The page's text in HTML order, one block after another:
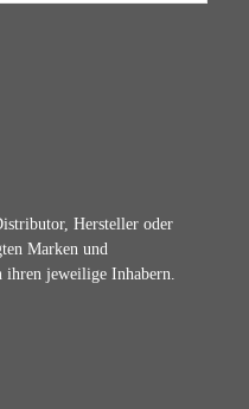
Hersteller oder
Marken und
jeweilige Inhabern.